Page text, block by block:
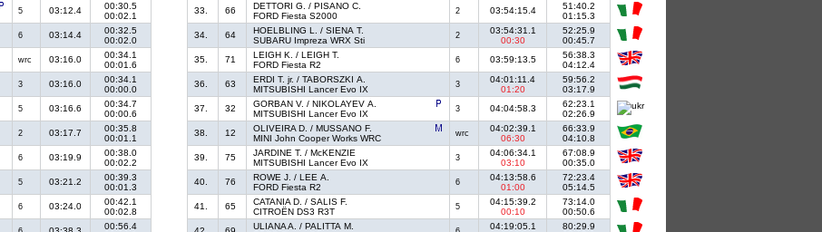
5 03:12.4
00:30.5
00:02.1
6 03:14.4
00:32.5
00:02.0
wrc 03:16.0
00:34.1
00:01.6
3 03:16.0
00:34.1
00:00.0
5 03:16.6
00:34.7
00:00.6
2 03:17.7
00:35.8
00:01.1
6 03:19.9
00:38.0
00:02.2
5 03:21.2
00:39.3
00:01.3
6 03:24.0
00:42.1
00:02.8
00:56.4
33.
66
DETTORI G. / PISANO C.
FORD Fiesta S2000
2 03:54:15.4
51:40.2
01:15.3
34.
64
HOELBLING L. / SIENA T.
SUBARU Impreza WRX Sti
2
03:54:31.1
00:30
52:25.9
00:45.7
35.
71
LEIGH K. / LEIGH T.
FORD Fiesta R2
6 03:59:13.5
56:38.3
04:12.4
36.
63
ERDI T. jr. / TABORSZKI A.
MITSUBISHI Lancer Evo IX
3
04:01:11.4
01:20
59:56.2
03:17.9
37.
32
GORBAN V. / NIKOLAYEV A.
MITSUBISHI Lancer Evo IX
3 04:04:58.3
62:23.1
02:26.9
38.
12
OLIVEIRA D. / MUSSANO F.
MINI John Cooper Works WRC
wrc
04:02:39.1
06:30
66:33.9
04:10.8
39.
75
JARDINE T. / McKENZIE
MITSUBISHI Lancer Evo IX
3
04:06:34.1
03:10
67:08.9
00:35.0
40.
76
ROWE J. / LEE A.
FORD Fiesta R2
6
04:13:58.6
01:00
72:23.4
05:14.5
41.
65
CATANIA D. / SALIS F.
CITROËN DS3 R3T
5
04:15:39.2
00:10
73:14.0
00:50.6
ULIANA A. / PALITTA M.
04:19:05.1
80:29.9